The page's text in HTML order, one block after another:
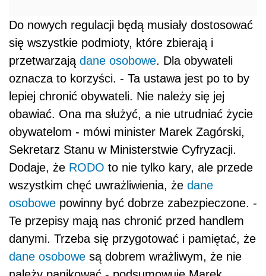
Do nowych regulacji będą musiały dostosować
się wszystkie podmioty, które zbierają i
przetwarzają dane osobowe. Dla obywateli
oznacza to korzyści. - Ta ustawa jest po to by
lepiej chronić obywateli. Nie należy się jej
obawiać. Ona ma służyć, a nie utrudniać życie
obywatelom - mówi minister Marek Zagórski,
Sekretarz Stanu w Ministerstwie Cyfryzacji.
Dodaje, że RODO to nie tylko kary, ale przede
wszystkim chęć uwrażliwienia, że dane
osobowe powinny być dobrze zabezpieczone. -
Te przepisy mają nas chronić przed handlem
danymi. Trzeba się przygotować i pamiętać, że
dane osobowe są dobrem wrażliwym, że nie